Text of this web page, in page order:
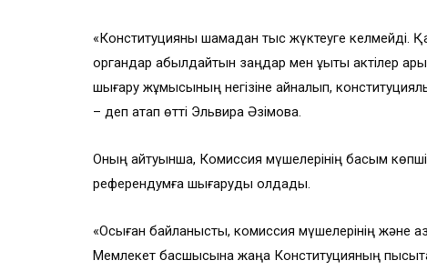
«Конституцияны шамадан тыс жүктеуге келмейді.
органдар қабылдайтын заңдар мен құқықтық актілер
шығару жұмысының негізіне айналып,
– деп атап өтті Эльвира Әзімова.
Оның айтуынша, Комиссия мүшелерінің басым
референдумға шығаруды қолдады.
«Осыған байланысты, комиссия мүшелерінің және
Мемлекет басшысына жаңа Конституцияның